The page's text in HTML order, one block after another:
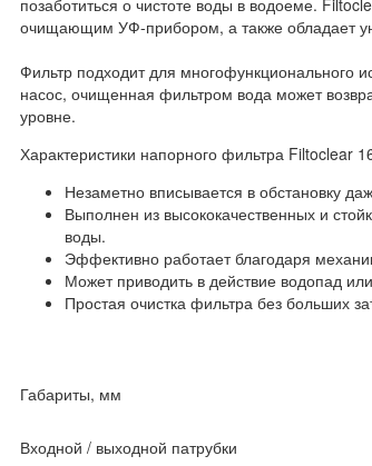
позаботиться о чистоте воды в водоеме.
очищающим УФ-прибором, а также обладает
Фильтр подходит для многофункционального
насос, очищенная фильтром вода может
уровне.
Характеристики напорного фильтра Filtoclear
Незаметно вписывается в обстановку
Выполнен из высококачественных и
воды.
Эффективно работает благодаря
Может приводить в действие водопад
Простая очистка фильтра без больших
Габариты, мм
Входной / выходной патрубки